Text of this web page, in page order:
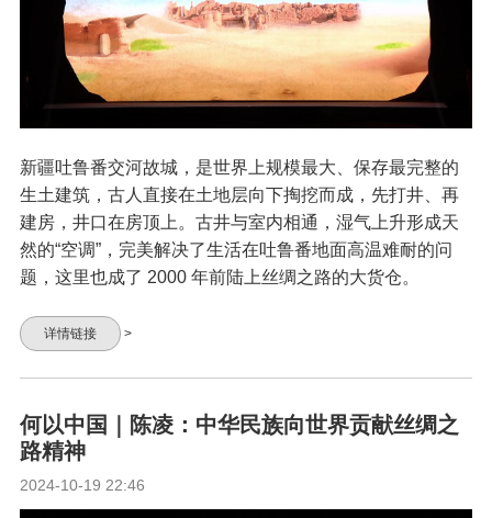
新疆吐鲁番交河故城，是世界上规模最大、保存最完整的
生土建筑，古人直接在土地层向下掏挖而成，先打井、再
建房，井口在房顶上。古井与室内相通，湿气上升形成天
然的“空调”，完美解决了生活在吐鲁番地面高温难耐的问
题，这里也成了 2000 年前陆上丝绸之路的大货仓。
详情链接 >
何以中国｜陈凌：中华民族向世界贡献丝绸之
路精神
2024-10-19 22:46